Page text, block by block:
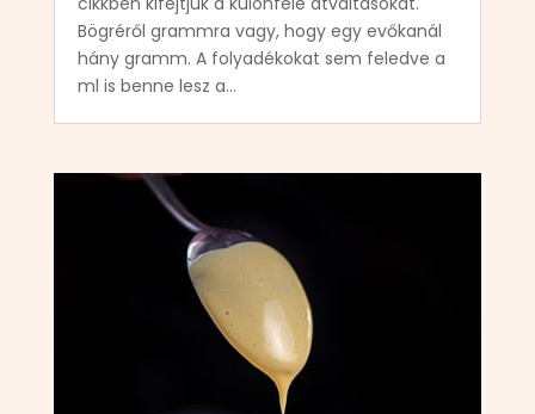
Bögréről grammra vagy, hogy egy evőkanál
hány gramm. A folyadékokat sem feledve a
ml is benne lesz a...